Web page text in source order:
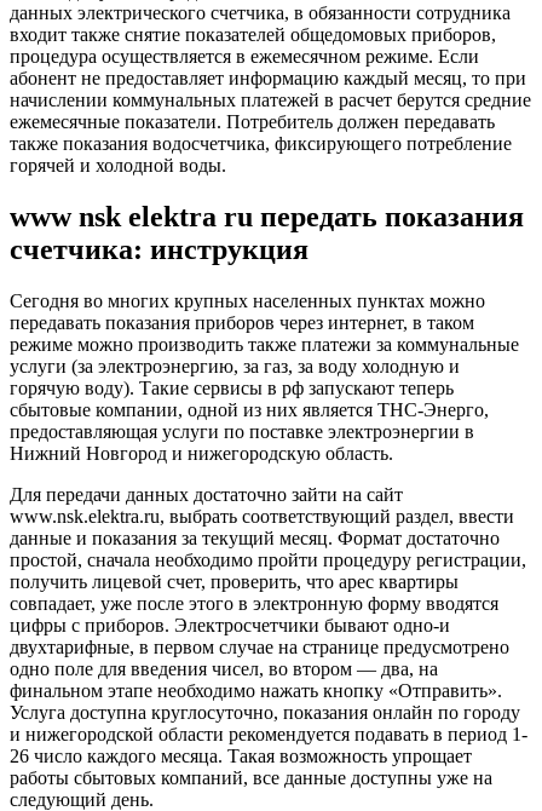
данных электрического счетчика, в обязанности сотрудника
входит также снятие показателей общедомовых приборов,
процедура осуществляется в ежемесячном режиме. Если
абонент не предоставляет информацию каждый месяц, то при
начислении коммунальных платежей в расчет берутся средние
ежемесячные показатели. Потребитель должен передавать
также показания водосчетчика, фиксирующего потребление
горячей и холодной воды.
www nsk elektra ru передать показания
счетчика: инструкция
Сегодня во многих крупных населенных пунктах можно
передавать показания приборов через интернет, в таком
режиме можно производить также платежи за коммунальные
услуги (за электроэнергию, за газ, за воду холодную и
горячую воду). Такие сервисы в рф запускают теперь
сбытовые компании, одной из них является ТНС-Энерго,
предоставляющая услуги по поставке электроэнергии в
Нижний Новгород и нижегородскую область.
Для передачи данных достаточно зайти на сайт
www.nsk.elektra.ru, выбрать соответствующий раздел, ввести
данные и показания за текущий месяц. Формат достаточно
простой, сначала необходимо пройти процедуру регистрации,
получить лицевой счет, проверить, что арес квартиры
совпадает, уже после этого в электронную форму вводятся
цифры с приборов. Электросчетчики бывают одно-и
двухтарифные, в первом случае на странице предусмотрено
одно поле для введения чисел, во втором — два, на
финальном этапе необходимо нажать кнопку «Отправить».
Услуга доступна круглосуточно, показания онлайн по городу
и нижегородской области рекомендуется подавать в период 1-
26 число каждого месяца. Такая возможность упрощает
работы сбытовых компаний, все данные доступны уже на
следующий день.